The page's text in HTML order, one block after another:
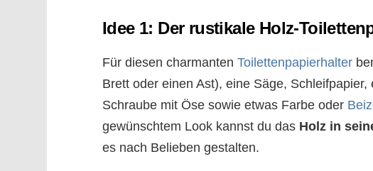
Idee 1: Der rustikale Holz-
Für diesen charmanten Toilettenpapierhalter
Brett oder einen Ast), eine Säge,
Schraube mit Öse sowie etwas Farbe oder
gewünschtem Look kannst du das Holz in
es nach Belieben gestalten.